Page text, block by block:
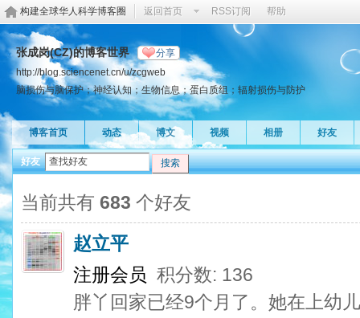
构建全球华人科学博客圈 返回首页 RSS订阅 帮助
张成岗(CZ)的博客世界 分享
http://blog.sciencenet.cn/u/zcgweb
脑损伤与脑保护；神经认知；生物信息；蛋白质组；辐射损伤与防护
博客首页 动态 博文 视频 相册 好友
好友 搜索
当前共有 683 个好友
赵立平
注册会员 积分数: 136
胖丫回家已经9个月了。她在上幼